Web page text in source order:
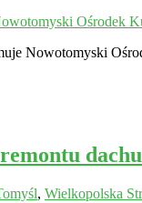
Ośrodek
Nowotomyski
, Wielkopolska